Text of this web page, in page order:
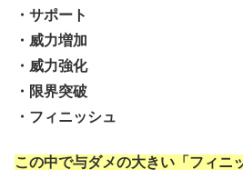
・サポート
・威力増加
・威力強化
・限界突破
・フィニッシュ
この中で与ダメの大きい「フィニ